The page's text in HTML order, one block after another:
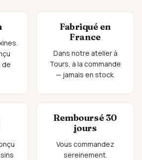
de
Fabriqué en
France
Dans notre atelier à
Tours, à la commande
— jamais en stock.
Remboursé 30
jours
Vous commandez
sereinement.